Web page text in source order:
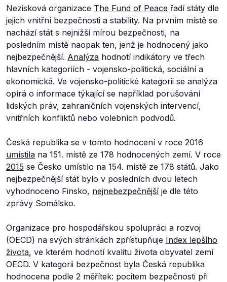
Nezisková organizace The Fund of Peace řadí státy dle
jejich vnitřní bezpečnosti a stability. Na prvním místě se
nachází stát s nejnižší mírou bezpečnosti, na
posledním místě naopak ten, jenž je hodnocený jako
nejbezpečnější. Analýza hodnotí indikátory ve třech
hlavních kategoriích - vojensko-politická, sociální a
ekonomická. Ve vojensko-politické kategorii se analýza
opírá o informace týkající se například porušování
lidských práv, zahraničních vojenských intervencí,
vnitřních konfliktů nebo volebních podvodů.
Česká republika se v tomto hodnocení v roce 2016
umístila na 151. místě ze 178 hodnocených zemí. V roce
2015 se Česko umístilo na 154. místě ze 178 států. Jako
nejbezpečnější stát bylo v posledních dvou letech
vyhodnoceno Finsko, nejnebezpečnějšíje dle této
zprávy Somálsko.
Organizace pro hospodářskou spolupráci a rozvoj
(OECD) na svých stránkách zpřístupňuje Index lepšího
života, ve kterém hodnotí kvalitu života obyvatel zemí
OECD. V kategorii bezpečnost byla Česká republika
hodnocena podle 2 měřítek: pocitem bezpečnosti při